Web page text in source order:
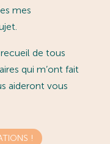
mes
de tous
qui m’ont fait
aideront vous
!